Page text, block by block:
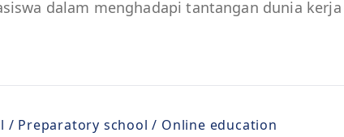
dalam menghadapi tantangan dunia kerja
/ Preparatory school / Online education